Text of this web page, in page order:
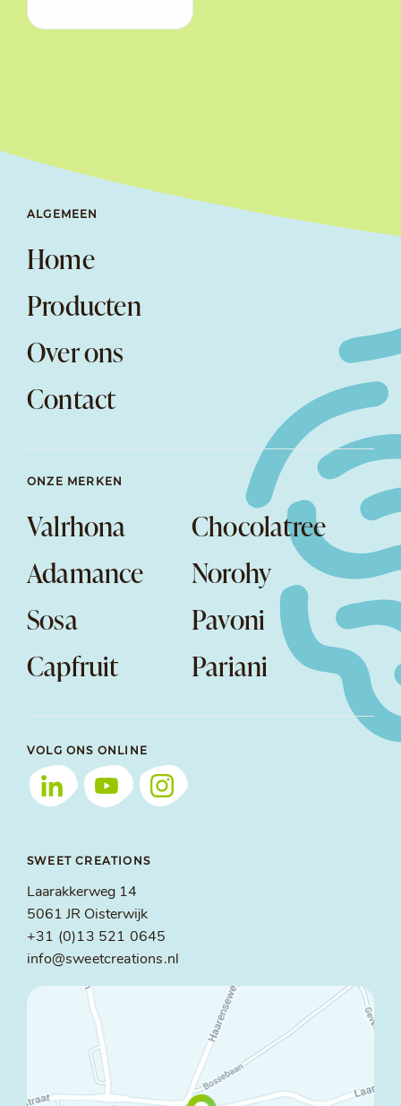
ALGEMEEN
Home
Producten
Over ons
Contact
ONZE MERKEN
Valrhona
Chocolatree
Adamance
Norohy
Sosa
Pavoni
Capfruit
Pariani
VOLG ONS ONLINE
SWEET CREATIONS
Laarakkerweg 14
5061 JR Oisterwijk
+31 (0)13 521 0645
info@sweetcreations.nl